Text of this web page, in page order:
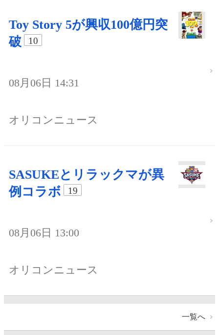
Toy Story 5が興収100億円突
破
10
08月06日 14:31
オリコンニュース
SASUKEとリラックマが異
例コラボ
19
08月06日 13:00
オリコンニュース
一覧へ